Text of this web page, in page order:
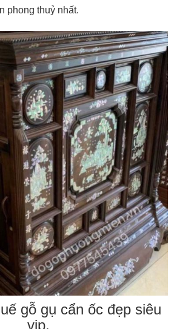
phong thuỷ nhất.
gỗ gụ cẩn ốc đẹp siêu
vip.